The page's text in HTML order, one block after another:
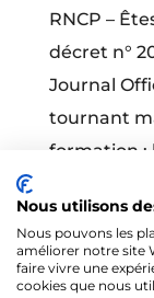
RNCP –
décret n°
Journal
tournant
formation :
« Entrées
Nous utilisons
Nous pouvons les
améliorer notre site
faire vivre une
cookies que nous